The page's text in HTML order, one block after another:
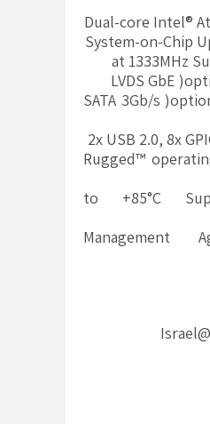
Dual-core Intel®
System-on-Chip
at 1333MHz
LVDS GbE
SATA 3Gb/s
Rugged™
to +85°C
Management